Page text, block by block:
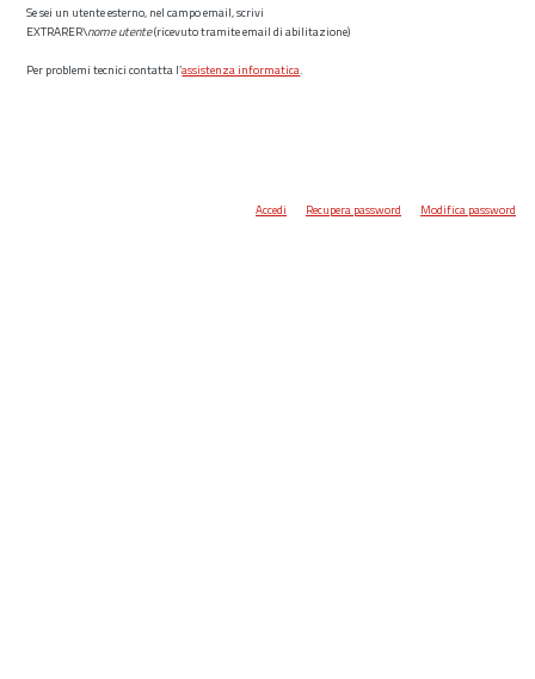
Se sei un utente esterno, nel campo email, scrivi
EXTRARER\nome utente(ricevuto tramite email di abilitazione)
Per problemi tecnici contatta l’assistenza informatica.
Accedi Recupera password Modifica password